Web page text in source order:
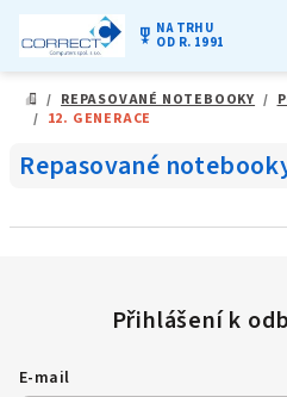
obsah
military_tech NA TRHU
OD R. 1991
DOMŮ
/ REPASOVANÉ NOTEBOOKY /
/ 12. GENERACE
Repasované
E-mail